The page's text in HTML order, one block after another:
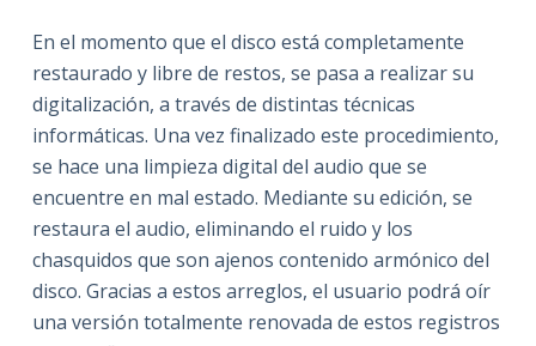
En el momento que el disco está completamente
restaurado y libre de restos, se pasa a realizar su
digitalización, a través de distintas técnicas
informáticas. Una vez finalizado este procedimiento,
se hace una limpieza digital del audio que se
encuentre en mal estado. Mediante su edición, se
restaura el audio, eliminando el ruido y los
chasquidos que son ajenos contenido armónico del
disco. Gracias a estos arreglos, el usuario podrá oír
una versión totalmente renovada de estos registros